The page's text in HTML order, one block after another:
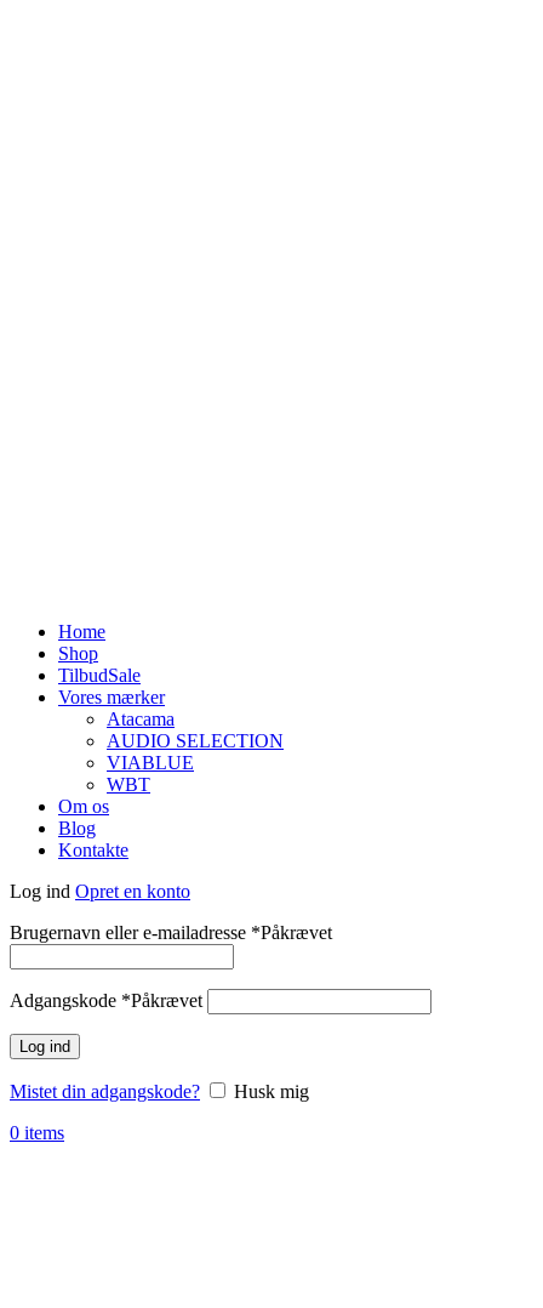
Home
Shop
TilbudSale
Vores mærker
Atacama
AUDIO SELECTION
VIABLUE
WBT
Om os
Blog
Kontakte
Log ind Opret en konto
Brugernavn eller e-mailadresse *Påkrævet
Adgangskode *Påkrævet
Log ind
Mistet din adgangskode?
Husk mig
0 items